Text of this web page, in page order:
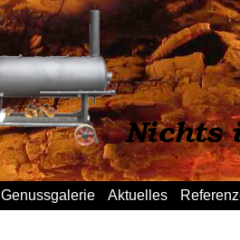
Genussgalerie Aktuelles